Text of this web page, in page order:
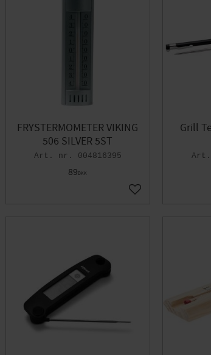
favorit
FRYSTERMOMETER VIKING
506 SILVER 5ST
004816395
89DKK
Gem som favorit
Grill